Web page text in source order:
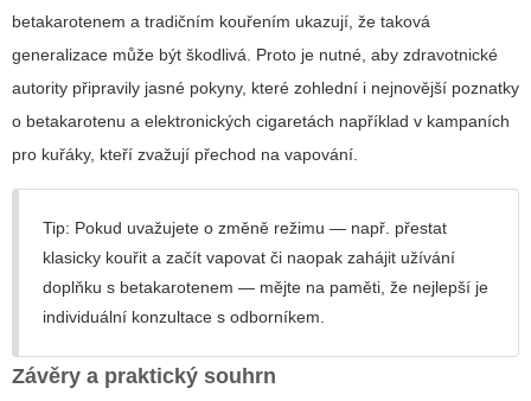
betakarotenem a tradičním kouřením ukazují, že taková
generalizace může být škodlivá. Proto je nutné, aby zdravotnické
autority připravily jasné pokyny, které zohlední i nejnovější poznatky
o betakarotenu a elektronických cigaretách například v kampaních
pro kuřáky, kteří zvažují přechod na vapování.
Tip: Pokud uvažujete o změně režimu — např. přestat
klasicky kouřit a začít vapovat či naopak zahájit užívání
doplňku s betakarotenem — mějte na paměti, že nejlepší je
individuální konzultace s odborníkem.
Závěry a praktický souhrn